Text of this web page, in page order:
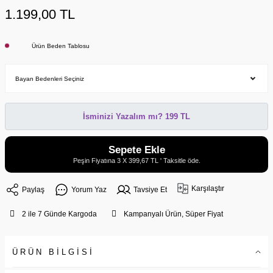
1.199,00 TL
Ürün Beden Tablosu
İsminizi Yazalım mı? 199 TL
Sepete Ekle
Peşin Fiyatına 3 X 399,67 TL ' Taksitle öde.
Paylaş Yorum Yaz Tavsiye Et Karşılaştır
2 ile 7 Günde Kargoda Kampanyalı Ürün, Süper Fiyat
ÜRÜN BİLGİSİ